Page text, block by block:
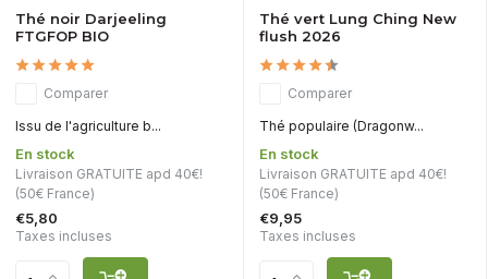
Thé noir Darjeeling
FTGFOP BIO
Comparer
Issu de l'agriculture b...
En stock
Livraison GRATUITE apd 40€!
(50€ France)
€5,80
Taxes incluses
Thé vert Lung Ching New
flush 2026
Comparer
Thé populaire (Dragonw...
En stock
Livraison GRATUITE apd 40€!
(50€ France)
€9,95
Taxes incluses